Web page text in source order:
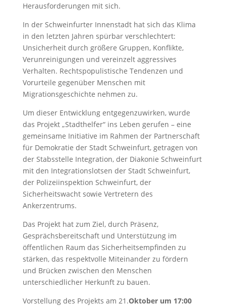
Herausforderungen mit sich.
In der Schweinfurter Innenstadt hat sich das Klima
in den letzten Jahren spürbar verschlechtert:
Unsicherheit durch größere Gruppen, Konflikte,
Verunreinigungen und vereinzelt aggressives
Verhalten. Rechtspopulistische Tendenzen und
Vorurteile gegenüber Menschen mit
Migrationsgeschichte nehmen zu.
Um dieser Entwicklung entgegenzuwirken, wurde
das Projekt „Stadthelfer“ ins Leben gerufen – eine
gemeinsame Initiative im Rahmen der Partnerschaft
für Demokratie der Stadt Schweinfurt, getragen von
der Stabsstelle Integration, der Diakonie Schweinfurt
mit den Integrationslotsen der Stadt Schweinfurt,
der Polizeiinspektion Schweinfurt, der
Sicherheitswacht sowie Vertretern des
Ankerzentrums.
Das Projekt hat zum Ziel, durch Präsenz,
Gesprächsbereitschaft und Unterstützung im
öffentlichen Raum das Sicherheitsempfinden zu
stärken, das respektvolle Miteinander zu fördern
und Brücken zwischen den Menschen
unterschiedlicher Herkunft zu bauen.
Vorstellung des Projekts am 21.Oktober um 17:00